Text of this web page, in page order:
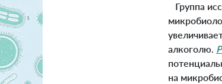
Группа
алкоголю.
на